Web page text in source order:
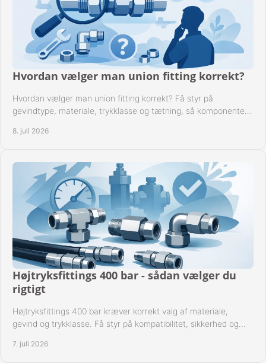
Hvordan vælger man union fitting korrekt?
Hvordan vælger man union fitting korrekt? Få styr på
gevindtype, materiale, trykklasse og tætning, så komponenten
8. juli 2026
Højtryksfittings 400 bar - sådan vælger du
rigtigt
Højtryksfittings 400 bar kræver korrekt valg af materiale,
gevind og trykklasse. Få styr på kompatibilitet, sikkerhed og
7. juli 2026